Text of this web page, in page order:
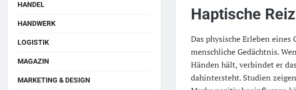
Haptische
Das physische Erleben eines
menschliche Gedächtnis.
Händen hält, verbindet er
dahintersteht. Studien
HANDEL
HANDWERK
LOGISTIK
MAGAZIN
MARKETING & DESIGN